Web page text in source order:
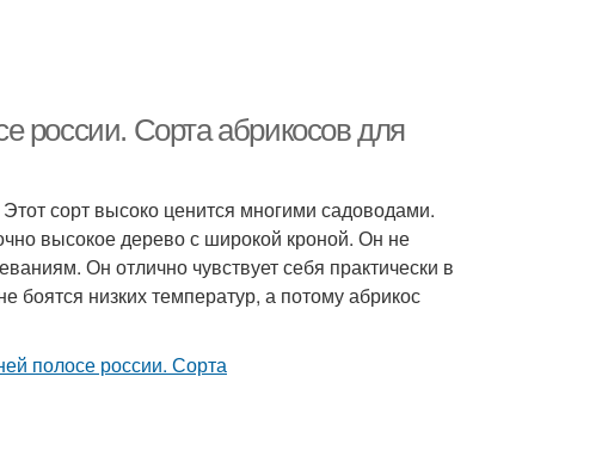
россии. Сорта абрикосов для
сорт высоко ценится многими садоводами.
высокое дерево с широкой кроной. Он не
Он отлично чувствует себя практически в
низких температур, а потому абрикос